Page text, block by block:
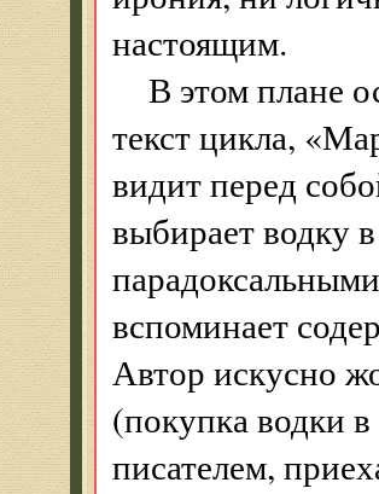
настоящим.
В этом плане
текст цикла,
видит перед
выбирает водку
вспоминает
Автор искусно
(покупка водки
писателем,